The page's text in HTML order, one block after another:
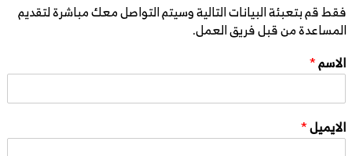
فقط قم بتعبئة البيانات التالية وسيتم التواصل معك مباشرة لتقديم
المساعدة من قبل فريق العمل.
الاسم*
الايميل*